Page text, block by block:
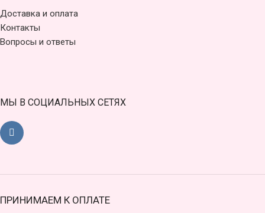
Доставка и оплата
Контакты
Вопросы и ответы
МЫ В СОЦИАЛЬНЫХ СЕТЯХ
ПРИНИМАЕМ К ОПЛАТЕ